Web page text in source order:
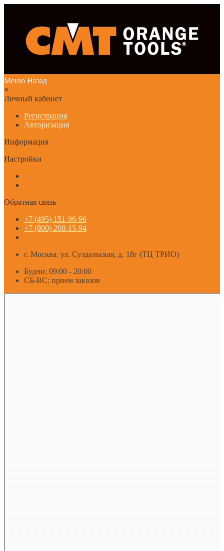
Меню Назад
×
Личный кабинет
Регистрация
Авторизация
Информация
Настройки
Обратная связь
+7 (495) 151-96-96
+7 (800) 200-15-94
г. Москва. ул. Суздальская, д. 18г (ТЦ ТРИО)
Будни: 09:00 - 20:00
СБ-ВС: прием заказов